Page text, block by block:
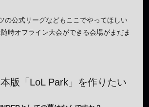
の公式リーグなどもここでやってほしい
時オフライン大会ができる会場がまだま
版「LoL Park」を作りたい